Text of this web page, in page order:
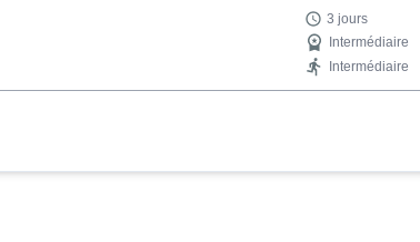
3 jours
Intermédiaire
Intermédiaire